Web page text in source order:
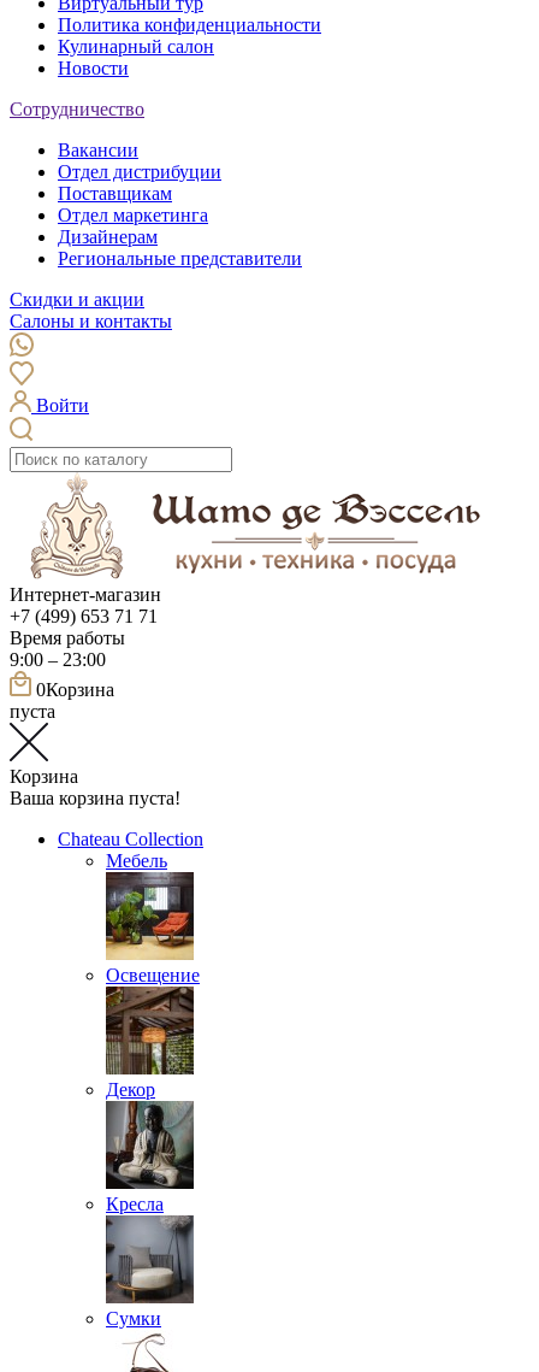
Политика конфиденциальности
Кулинарный салон
Новости
Сотрудничество
Вакансии
Отдел дистрибуции
Поставщикам
Отдел маркетинга
Дизайнерам
Региональные представители
Скидки и акции
Салоны и контакты
Войти
Интернет-магазин
+7 (499) 653 71 71
Время работы
9:00 – 23:00
0Корзина
пуста
Корзина
Ваша корзина пуста!
Chateau Collection
Мебель
Освещение
Декор
Кресла
Сумки